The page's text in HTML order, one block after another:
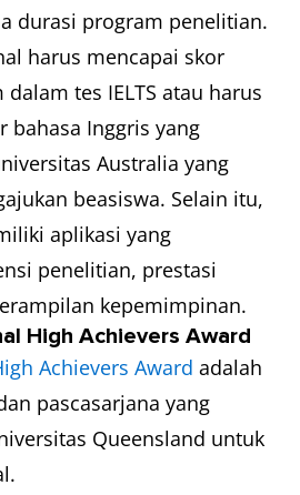
durasi program penelitian.
harus mencapai skor
tes IELTS atau harus
bahasa Inggris yang
Australia yang
beasiswa. Selain itu,
aplikasi yang
penelitian, prestasi
kepemimpinan.
High Achievers Award
Achievers Award adalah
pascasarjana yang
Queensland untuk